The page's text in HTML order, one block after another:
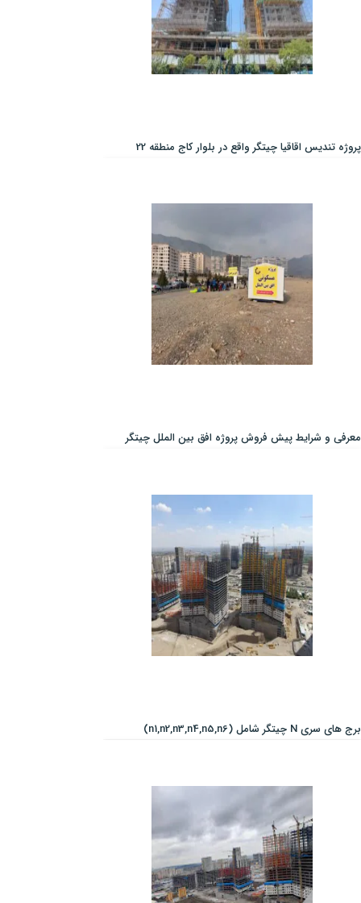
پروژه تندیس اقاقیا چیتگر واقع در بلوار کاج منطقه 22
معرفی و شرایط پیش فروش پروژه افق بین الملل چیتگر
برج های سری N چیتگر شامل (n1,n2,n3,n4,n5,n6)